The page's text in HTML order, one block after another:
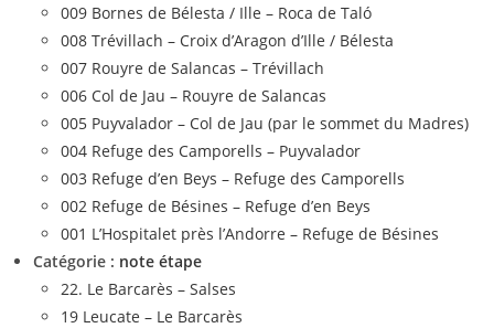
009 Bornes de Bélesta / Ille – Roca de Taló
008 Trévillach – Croix d’Aragon d’Ille / Bélesta
007 Rouyre de Salancas – Trévillach
006 Col de Jau – Rouyre de Salancas
005 Puyvalador – Col de Jau (par le sommet du Madres)
004 Refuge des Camporells – Puyvalador
003 Refuge d’en Beys – Refuge des Camporells
002 Refuge de Bésines – Refuge d’en Beys
001 L’Hospitalet près l’Andorre – Refuge de Bésines
Catégorie : note étape
22. Le Barcarès – Salses
19 Leucate – Le Barcarès